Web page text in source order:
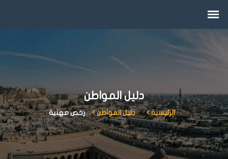
دليل المواطن
الرئيسية دليل المواطن رخص مهنية